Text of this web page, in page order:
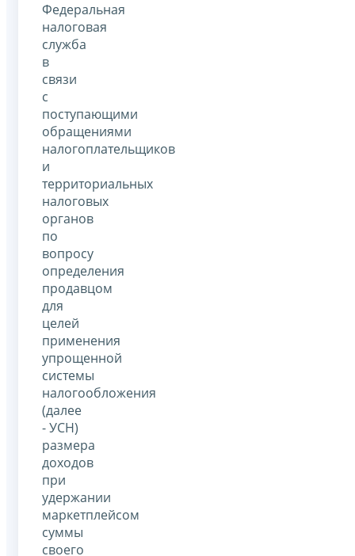
Федеральная
налоговая
служба
в
связи
с
поступающими
обращениями
налогоплательщиков
и
территориальных
налоговых
органов
по
вопросу
определения
продавцом
для
целей
применения
упрощенной
системы
налогообложения
(далее
- УСН)
размера
доходов
при
удержании
маркетплейсом
суммы
своего